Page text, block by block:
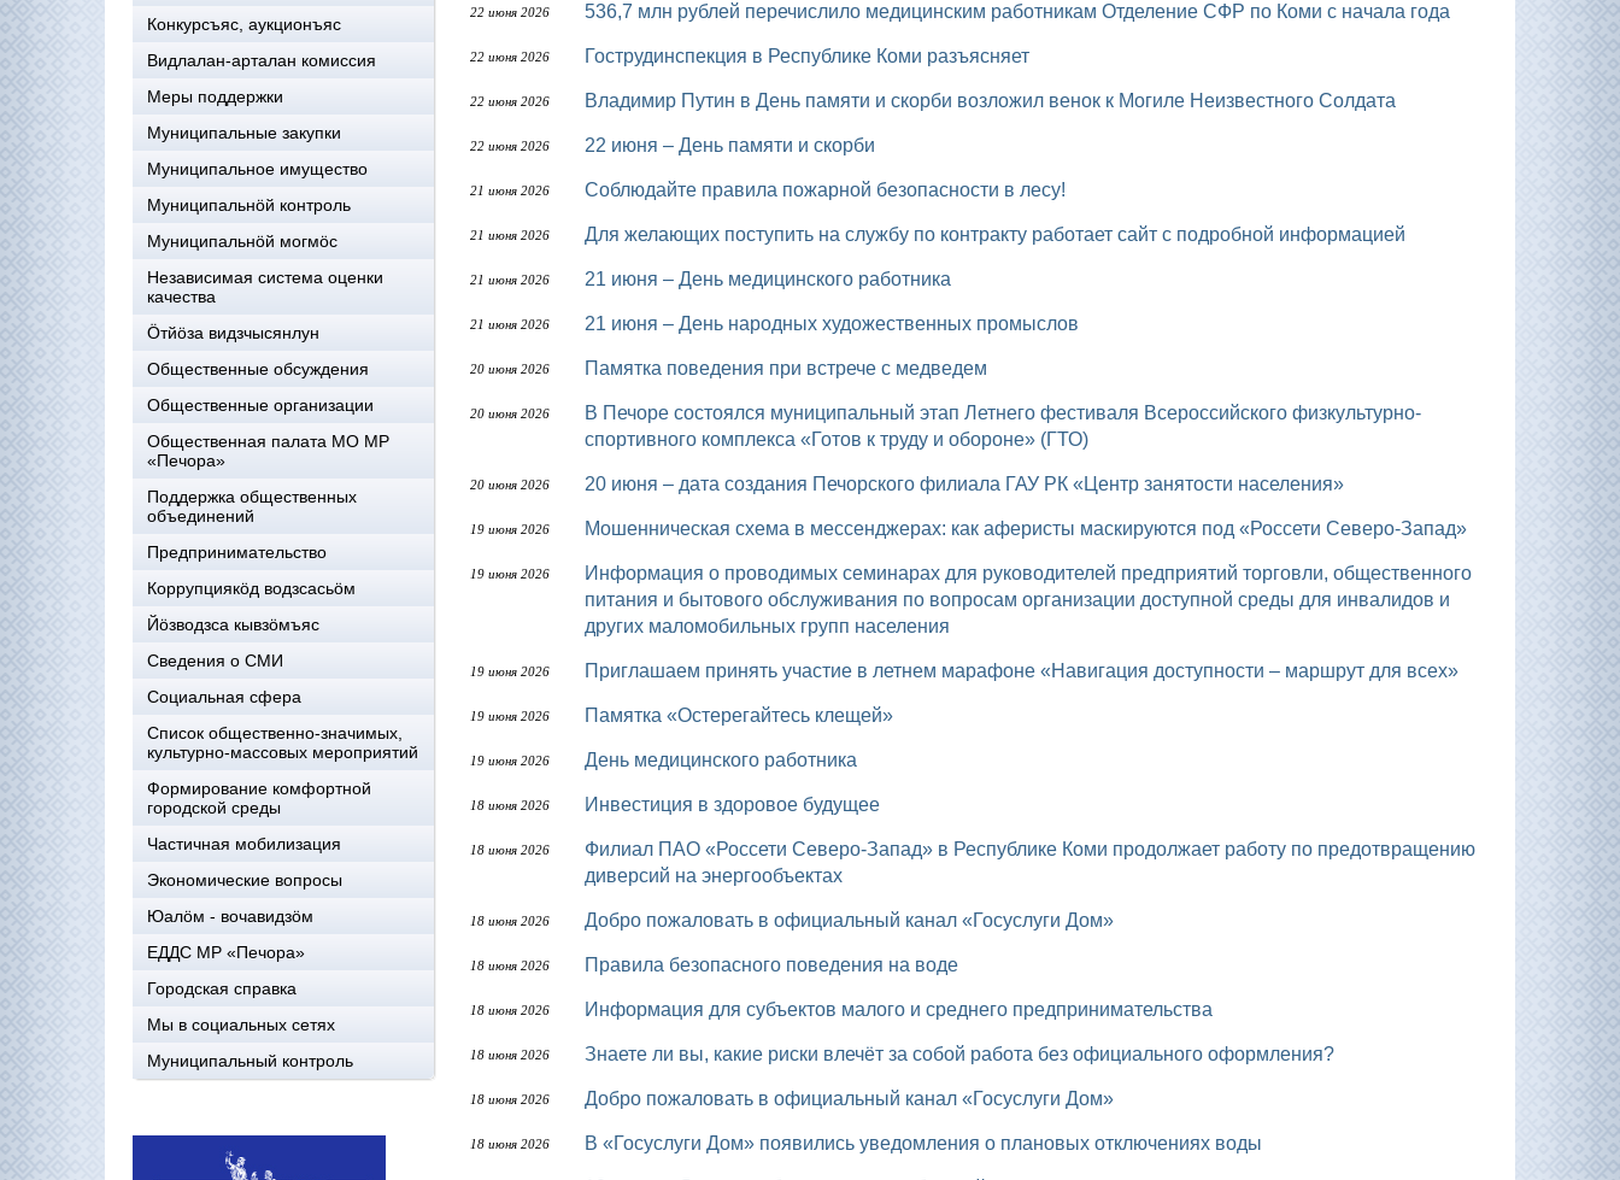
Конкурсъяс, аукционъяс
Видлалан-арталан комиссия
Меры поддержки
Муниципальные закупки
Муниципальное имущество
Муниципальнӧй контроль
Муниципальнöй могмöс
Независимая система оценки
качества
Öтйöза видзчысянлун
Общественные обсуждения
Общественные организации
Общественная палата МО МР
«Печора»
Поддержка общественных
объединений
Предпринимательство
Коррупциякöд водзсасьöм
Йöзводзса кывзöмъяс
Сведения о СМИ
Социальная сфера
Список общественно-значимых,
культурно-массовых мероприятий
Формирование комфортной
городской среды
Частичная мобилизация
Экономические вопросы
Юалӧм - вочавидзӧм
ЕДДС МР «Печора»
Городская справка
Мы в социальных сетях
Муниципальный контроль
22 июня 2026 536,7 млн рублей перечислило медицинским работникам Отделение СФР по Коми с начала года
22 июня 2026 Гострудинспекция в Республике Коми разъясняет
22 июня 2026 Владимир Путин в День памяти и скорби возложил венок к Могиле Неизвестного Солдата
22 июня 2026 22 июня – День памяти и скорби
21 июня 2026 Соблюдайте правила пожарной безопасности в лесу!
21 июня 2026 Для желающих поступить на службу по контракту работает сайт с подробной информацией
21 июня 2026 21 июня – День медицинского работника
21 июня 2026 21 июня – День народных художественных промыслов
20 июня 2026 Памятка поведения при встрече с медведем
20 июня 2026
В Печоре состоялся муниципальный этап Летнего фестиваля Всероссийского физкультурно-
спортивного комплекса «Готов к труду и обороне» (ГТО)
20 июня 2026 20 июня – дата создания Печорского филиала ГАУ РК «Центр занятости населения»
19 июня 2026 Мошенническая схема в мессенджерах: как аферисты маскируются под «Россети Северо-Запад»
19 июня 2026
Информация о проводимых семинарах для руководителей предприятий торговли, общественного
питания и бытового обслуживания по вопросам организации доступной среды для инвалидов и
других маломобильных групп населения
19 июня 2026 Приглашаем принять участие в летнем марафоне «Навигация доступности – маршрут для всех»
19 июня 2026 Памятка «Остерегайтесь клещей»
19 июня 2026 День медицинского работника
18 июня 2026 Инвестиция в здоровое будущее
18 июня 2026
Филиал ПАО «Россети Северо-Запад» в Республике Коми продолжает работу по предотвращению
диверсий на энергообъектах
18 июня 2026 Добро пожаловать в официальный канал «Госуслуги Дом»
18 июня 2026 Правила безопасного поведения на воде
18 июня 2026 Информация для субъектов малого и среднего предпринимательства
18 июня 2026 Знаете ли вы, какие риски влечёт за собой работа без официального оформления?
18 июня 2026 Добро пожаловать в официальный канал «Госуслуги Дом»
18 июня 2026 В «Госуслуги Дом» появились уведомления о плановых отключениях воды